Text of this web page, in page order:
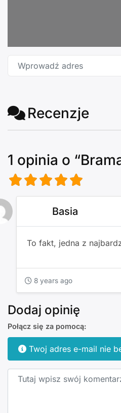
Wprowadź adres
Recenzje
1 opinia o
Basia
To fakt, jedna z
8 years ago
Dodaj opinię
Połącz się za pomocą:
Twoj adres e-mail nie
Text opinii